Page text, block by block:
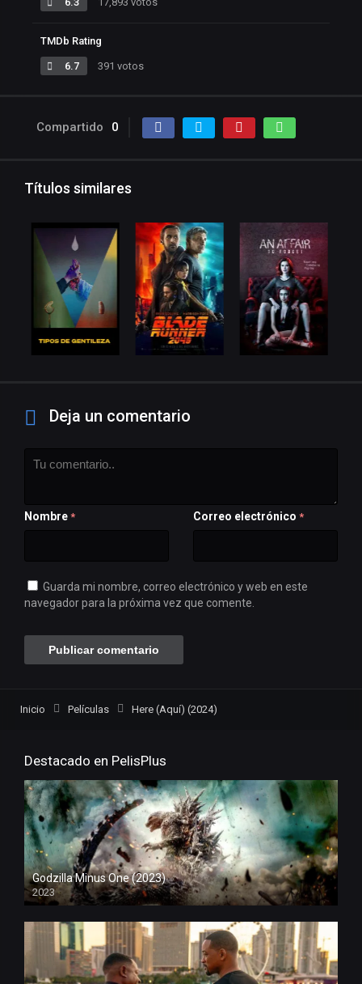
TMDb Rating
6.7 391 votos
Compartido 0
Títulos similares
Deja un comentario
Nombre * Correo electrónico *
Guarda mi nombre, correo electrónico y web en este
navegador para la próxima vez que comente.
Inicio Películas Here (Aquí) (2024)
Destacado en PelisPlus
Godzilla Minus One (2023)
2023